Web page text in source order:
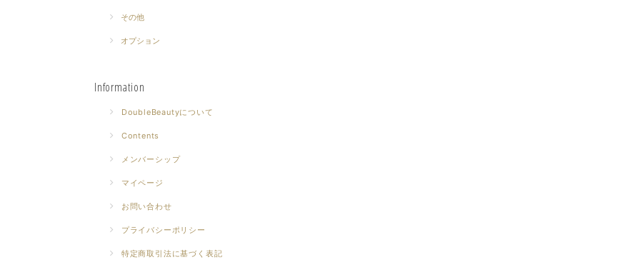
その他
オプション
Information
DoubleBeautyについて
Contents
メンバーシップ
マイページ
お問い合わせ
プライバシーポリシー
特定商取引法に基づく表記